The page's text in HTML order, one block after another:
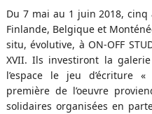
Du 7 mai au 1 juin 2018,
Finlande, Belgique et
situ, évolutive, à ON-OFF
XVII. Ils investiront la
l’espace le jeu d’écriture
première de l’oeuvre
solidaires organisées en